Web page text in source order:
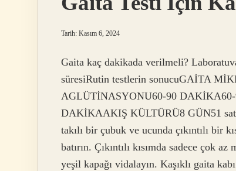
Tarih: Kasım 6, 2024
Gaita kaç dakikada verilmeli?
süresiRutin testlerin sonucuGAİTA
AGLÜTİNASYONU60-90
DAKİKAAKIŞ KÜLTÜRÜ8 GÜN51
takılı bir çubuk ve ucunda çıkıntılı bir
batırın. Çıkıntılı kısımda sadece çok
yeşil kapağı vidalayın. Kaşıklı gaita